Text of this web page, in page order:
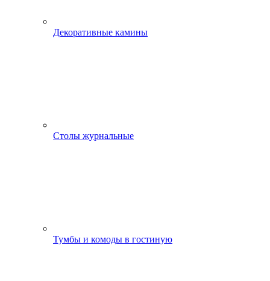
Декоративные камины
Столы журнальные
Тумбы и комоды в гостиную